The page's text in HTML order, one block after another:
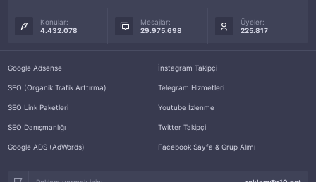
Konular:
4.432.078
Mesajlar:
29.975.698
Üyeler:
225.817
Google Adsense
SEO (Organik Trafik Arttırma)
SEO Link Paketleri
SEO Danışmanlığı
Google ADS (AdWords)
İnstagram Takipçi
Telegram Hizmetleri
Youtube İzlenme
Twitter Takipçi
Facebook Sayfa & Grup Alımı